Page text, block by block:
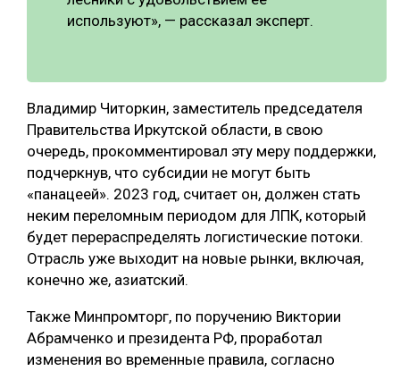
используют», — рассказал эксперт.
Владимир Читоркин, заместитель председателя
Правительства Иркутской области, в свою
очередь, прокомментировал эту меру поддержки,
подчеркнув, что субсидии не могут быть
«панацеей». 2023 год, считает он, должен стать
неким переломным периодом для ЛПК, который
будет перераспределять логистические потоки.
Отрасль уже выходит на новые рынки, включая,
конечно же, азиатский.
Также Минпромторг, по поручению Виктории
Абрамченко и президента РФ, проработал
изменения во временные правила, согласно